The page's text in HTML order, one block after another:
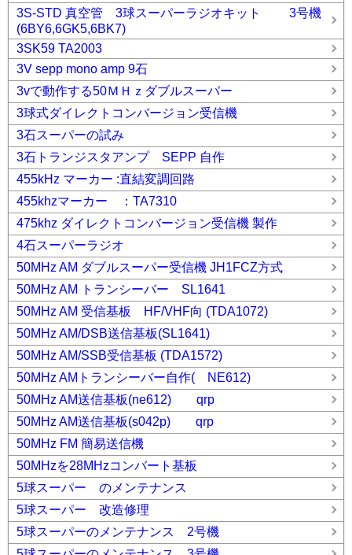
3S-STD 真空管 3球スーパーラジオキット 3号機
(6BY6,6GK5,6BK7)
3SK59 TA2003
3V sepp mono amp 9石
3vで動作する50ＭＨｚダブルスーパー
3球式ダイレクトコンバージョン受信機
3石スーパーの試み
3石トランジスタアンプ SEPP 自作
455kHz マーカー :直結変調回路
455khzマーカー ：TA7310
475khz ダイレクトコンバージョン受信機 製作
4石スーパーラジオ
50MHz AM ダブルスーパー受信機 JH1FCZ方式
50MHz AM トランシーバー SL1641
50MHz AM 受信基板 HF/VHF向 (TDA1072)
50MHz AM/DSB送信基板(SL1641)
50MHz AM/SSB受信基板 (TDA1572)
50MHz AMトランシーバー自作( NE612)
50MHz AM送信基板(ne612) qrp
50MHz AM送信基板(s042p) qrp
50MHz FM 簡易送信機
50MHzを28MHzコンバート基板
5球スーパー のメンテナンス
5球スーパー 改造修理
5球スーパーのメンテナンス 2号機